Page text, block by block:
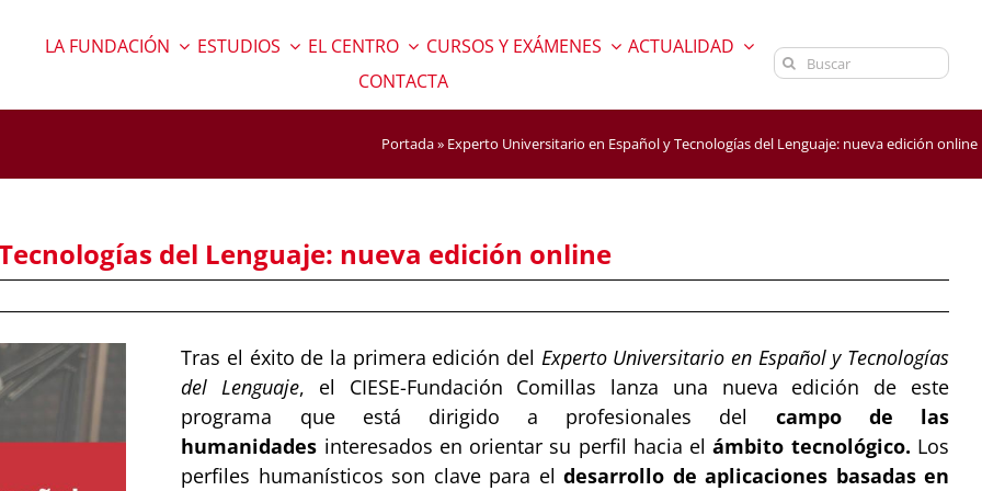
LA FUNDACIÓN ESTUDIOS EL CENTRO CURSOS Y EXÁMENES
ACTUALIDAD
CONTACTA
Buscar:
Portada» Experto Universitario en Español y Tecnologías del Lenguaje: nueva edición online
del Lenguaje: nueva edición online
Tras el éxito de la primera edición del Experto Universitario en Español y Tecnologías
del Lenguaje, el CIESE-Fundación Comillas lanza una nueva edición de este
programa que está dirigido a profesionales del campo de las
humanidades interesados en orientar su perfil hacia elámbito tecnológico. Los
perfiles humanísticos son clave para eldesarrollo de aplicaciones basadas en